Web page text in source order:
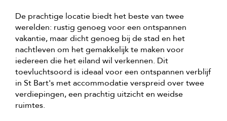
De prachtige locatie biedt het beste van twee
werelden: rustig genoeg voor een ontspannen
vakantie, maar dicht genoeg bij de stad en het
nachtleven om het gemakkelijk te maken voor
iedereen die het eiland wil verkennen. Dit
toevluchtsoord is ideaal voor een ontspannen verblijf
in St Bart's met accommodatie verspreid over twee
verdiepingen, een prachtig uitzicht en weidse
ruimtes.